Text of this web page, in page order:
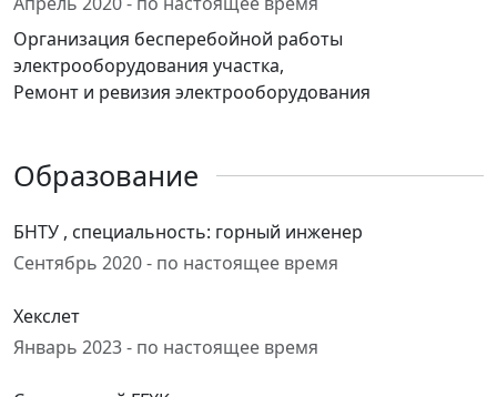
Организация бесперебойной работы
электрооборудования участка,
Ремонт и ревизия электрооборудования
Образование
БНТУ , специальность: горный инженер
Сентябрь 2020 - по настоящее время
Хекслет
Январь 2023 - по настоящее время